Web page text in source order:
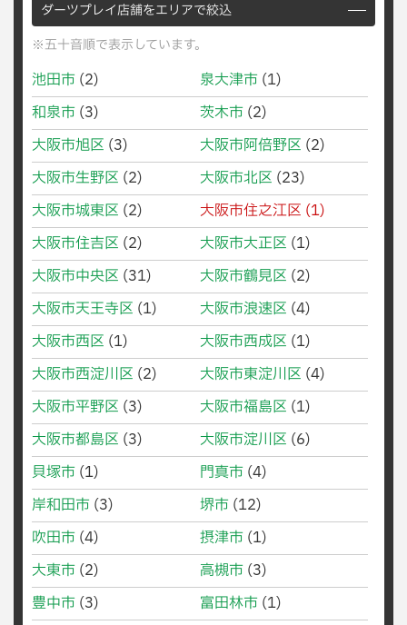
ダーツプレイ店舗をエリアで絞込
※五十音順で表示しています。
池田市 (2) 泉大津市 (1)
和泉市 (3) 茨木市 (2)
大阪市旭区 (3) 大阪市阿倍野区 (2)
大阪市生野区 (2) 大阪市北区 (23)
大阪市城東区 (2) 大阪市住之江区 (1)
大阪市住吉区 (2) 大阪市大正区 (1)
大阪市中央区 (31) 大阪市鶴見区 (2)
大阪市天王寺区 (1) 大阪市浪速区 (4)
大阪市西区 (1) 大阪市西成区 (1)
大阪市西淀川区 (2) 大阪市東淀川区 (4)
大阪市平野区 (3) 大阪市福島区 (1)
大阪市都島区 (3) 大阪市淀川区 (6)
貝塚市 (1) 門真市 (4)
岸和田市 (3) 堺市 (12)
吹田市 (4) 摂津市 (1)
大東市 (2) 高槻市 (3)
豊中市 (3) 富田林市 (1)